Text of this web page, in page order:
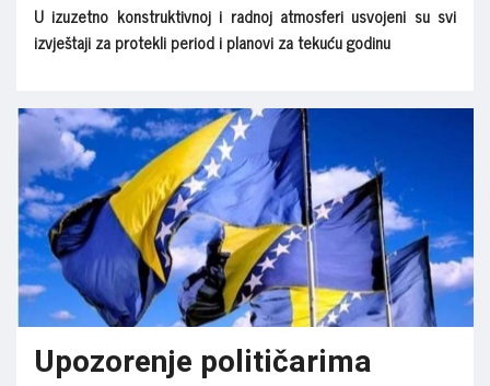
U izuzetno konstruktivnoj i radnoj atmosferi usvojeni su svi
izvještaji za protekli period i planovi za tekuću godinu
Upozorenje političarima